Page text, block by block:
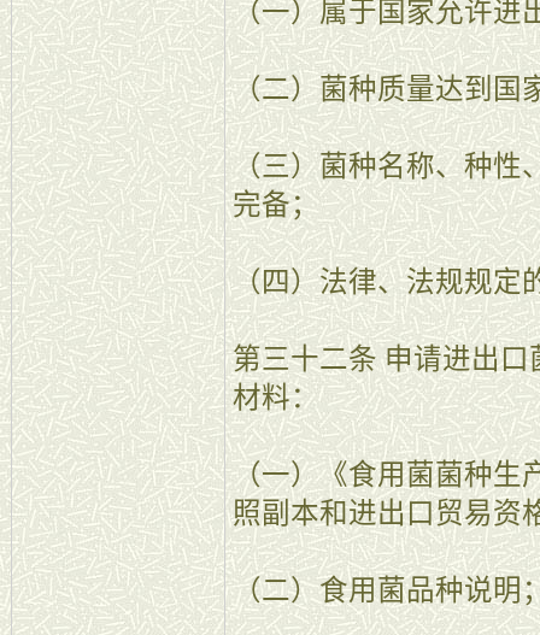
（一）属于国家允许进
（二）菌种质量达到国
（三）菌种名称、种性
完备；
（四）法律、法规规定
第三十二条 申请进出
材料：
（一）《食用菌菌种生
照副本和进出口贸易资
（二）食用菌品种说明